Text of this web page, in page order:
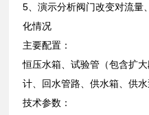
5、演示分析阀门改变对流量
化情况
主要配置：
恒压水箱、试验管（包含扩
计、回水管路、供水箱、供
技术参数：